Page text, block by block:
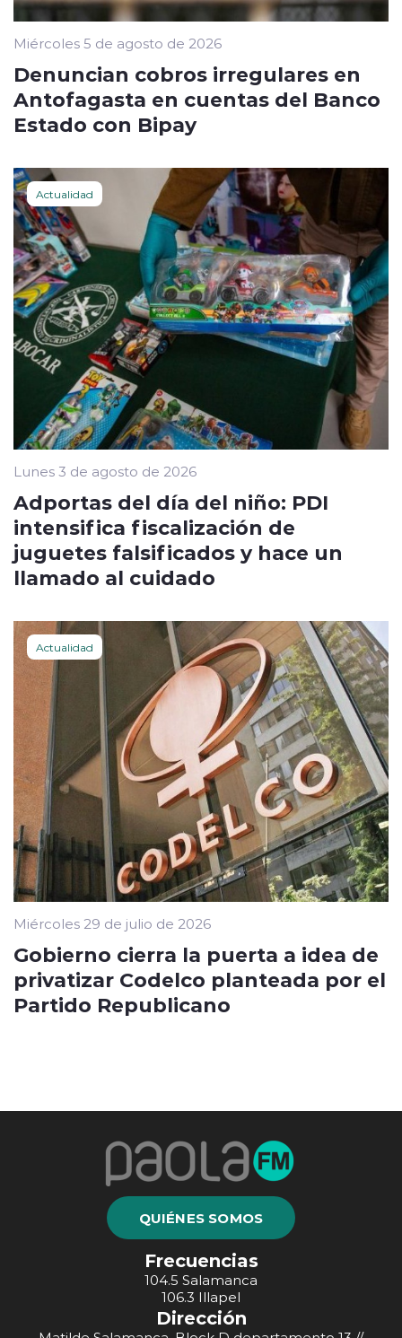
Miércoles 5 de agosto de 2026
Denuncian cobros irregulares en
Antofagasta en cuentas del Banco
Estado con Bipay
Actualidad
Lunes 3 de agosto de 2026
Adportas del día del niño: PDI
intensifica fiscalización de
juguetes falsificados y hace un
llamado al cuidado
Actualidad
Miércoles 29 de julio de 2026
Gobierno cierra la puerta a idea de
privatizar Codelco planteada por el
Partido Republicano
QUIÉNES SOMOS
Frecuencias
104.5 Salamanca
106.3 Illapel
Dirección